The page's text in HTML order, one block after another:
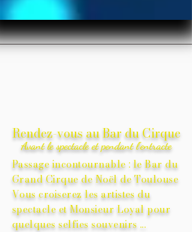
Rendez-vous au Bar du Cirque
Avant le spectacle et pendant l'entracte
Passage incontournable : le Bar du
Grand Cirque de Noël de Toulouse
Vous croiserez les artistes du
spectacle et Monsieur Loyal pour
quelques selfies souvenirs ...